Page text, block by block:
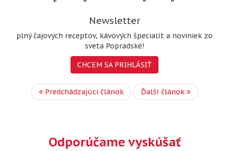
Newsletter
plný čajových receptov, kávových špecialít a noviniek zo
sveta Popradské!
CHCEM SA PRIHLÁSIŤ
Predchádzajúci článok Ďalší článok
Odporúčame vyskúšať